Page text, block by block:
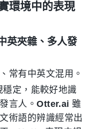
環境中的表現
英夾雜、多人發
常有中英文混用。
穩定，能較好地識
言人。Otter.ai 雖
術語的辨識經常出